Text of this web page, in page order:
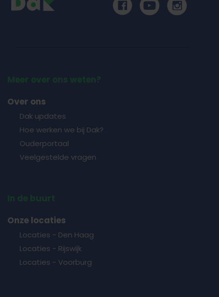
Meer over ons weten?
Over ons
Dak updates
Hoe werken we bij Dak?
Ouderportaal
Veelgestelde vragen
In de buurt
Onze locaties
Locaties - Den Haag
Locaties - Rijswijk
Locaties - Voorburg